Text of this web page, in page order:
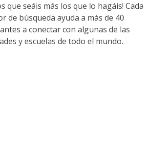
que seáis más los que lo hagáis! Cada
de búsqueda ayuda a más de 40
a conectar con algunas de las
y escuelas de todo el mundo.